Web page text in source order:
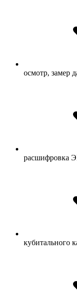
осмотр, замер
расшифровка
кубитального